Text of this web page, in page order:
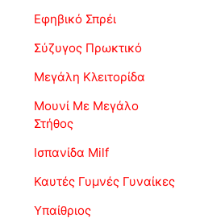
Εφηβικό Σπρέι
Σύζυγος Πρωκτικό
Μεγάλη Κλειτορίδα
Μουνί Με Μεγάλο
Στήθος
Ισπανίδα Milf
Καυτές Γυμνές Γυναίκες
Υπαίθριος